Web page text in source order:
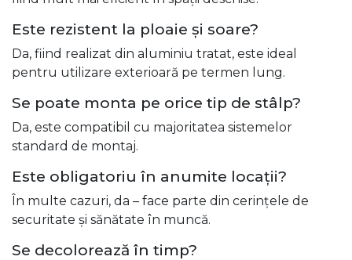
Este rezistent la ploaie și soare?
Da, fiind realizat din aluminiu tratat, este ideal
pentru utilizare exterioară pe termen lung.
Se poate monta pe orice tip de stâlp?
Da, este compatibil cu majoritatea sistemelor
standard de montaj.
Este obligatoriu în anumite locații?
În multe cazuri, da – face parte din cerințele de
securitate și sănătate în muncă.
Se decolorează în timp?